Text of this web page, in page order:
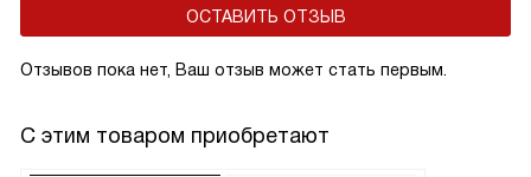
ОСТАВИТЬ ОТЗЫВ
Отзывов пока нет, Ваш отзыв может стать первым.
С этим товаром приобретают